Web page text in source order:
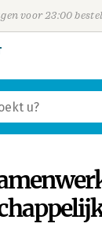
voor 23:00